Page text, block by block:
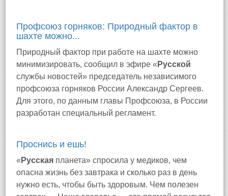
Профсоюз горняков: Природный фактор в
шахте можно...
Природный фактор при работе на шахте можно
минимизировать, сообщил в эфире « Русской
службы новостей» председатель независимого
профсоюза горняков России Александр Сергеев.
Для этого, по данным главы Профсоюза, в России
разработан специальный регламент.
Проснись и ешь!
« Русская планета» спросила у медиков, чем
опасна жизнь без завтрака и сколько раз в день
нужно есть, чтобы быть здоровым. Чем полезен